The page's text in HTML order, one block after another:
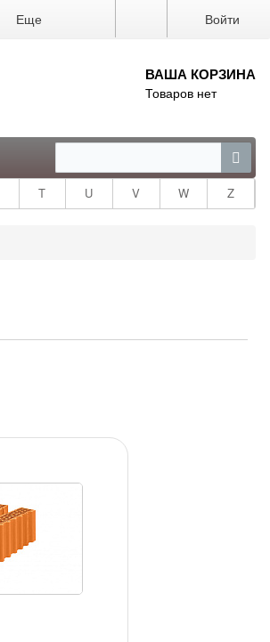
Войти
Еще
ВАША КОРЗИНА
Товаров нет
T U V W Z